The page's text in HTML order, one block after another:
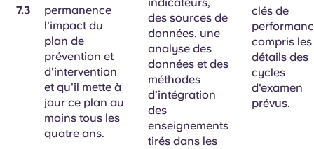
7.3
permanence
l'impact du
plan de
prévention et
d'intervention
et qu'il mette à
jour ce plan au
moins tous les
quatre ans.
des sources de
données, une
analyse des
données et des
méthodes
d’intégration
des
enseignements
tirés dans les
clés de
compris les
détails des
cycles
d'examen
prévus.